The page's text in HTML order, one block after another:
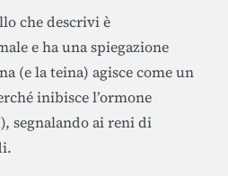
che descrivi è
e ha una spiegazione
(e la teina) agisce come un
inibisce l’ormone
segnalando ai reni di